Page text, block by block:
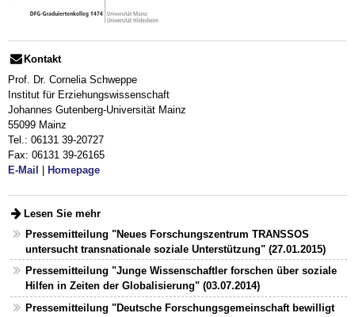
Kontakt
Prof. Dr. Cornelia Schweppe
Institut für Erziehungswissenschaft
Johannes Gutenberg-Universität Mainz
55099 Mainz
Tel.: 06131 39-20727
Fax: 06131 39-26165
E-Mail | Homepage
Lesen Sie mehr
Pressemitteilung "Neues Forschungszentrum TRANSSOS
untersucht transnationale soziale Unterstützung" (27.01.2015)
Pressemitteilung "Junge Wissenschaftler forschen über soziale
Hilfen in Zeiten der Globalisierung" (03.07.2014)
Pressemitteilung "Deutsche Forschungsgemeinschaft bewilligt